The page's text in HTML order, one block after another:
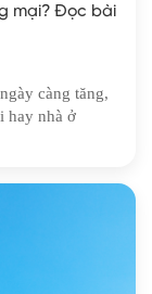
mại? Đọc bài
càng tăng,
hay nhà ở